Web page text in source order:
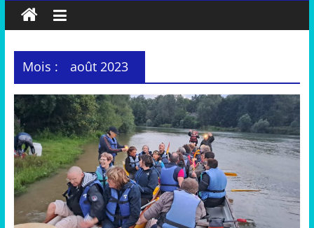
Mois : août 2023